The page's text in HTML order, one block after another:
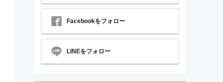
Facebookをフォロー
LINEをフォロー